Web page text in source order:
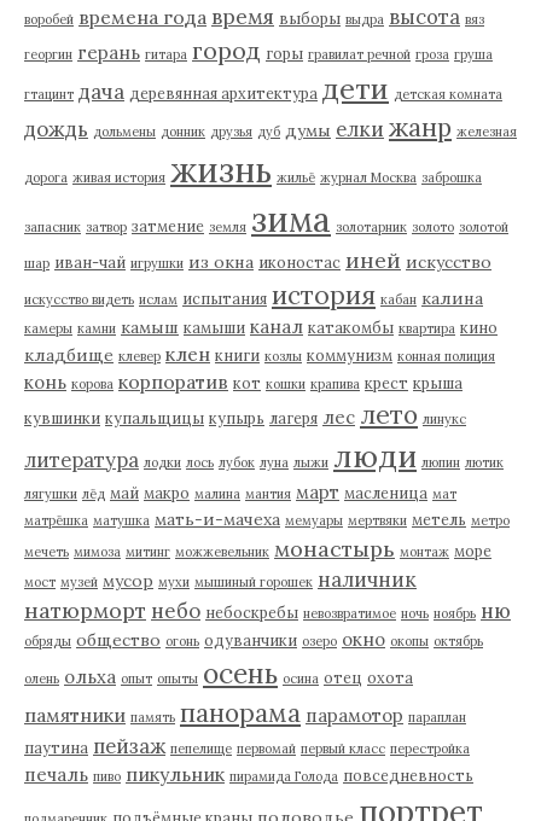
воробей времена года время выборы выдра высота вяз
георгин герань гитара город горы гравилат речной гроза груша
гтацинт дача деревянная архитектура дети детская комната
дождь дольмены донник друзья дуб думы елки жанр железная
дорога живая история жизнь жильё журнал Москва заброшка
запасник затвор затмение земля зима золотарник золото золотой
шар иван-чай игрушки из окна иконостас иней искусство
искусство видеть ислам испытания история кабан калина
камеры камни камыш камыши канал катакомбы квартира кино
кладбище клевер клен книги козлы коммунизм конная полиция
конь корова корпоратив кот кошки крапива крест крыша
кувшинки купальщицы купырь лагеря лес лето линукс
литература лодки лось лубок луна лыжи люди люпин лютик
лягушки лёд май макро малина мантия март масленица мат
матрёшка матушка мать-и-мачеха мемуары мертвяки метель метро
мечеть мимоза митинг можжевельник монастырь монтаж море
мост музей мусор мухи мышиный горошек наличник
натюрморт небо небоскребы невозвратимое ночь ноябрь ню
обряды общество огонь одуванчики озеро окно окопы октябрь
олень ольха опыт опыты осень осина отец охота
памятники память панорама парамотор параплан
паутина пейзаж пепелище первомай первый класс перестройка
печаль пиво пикульник пирамида Голода повседневность
портрет